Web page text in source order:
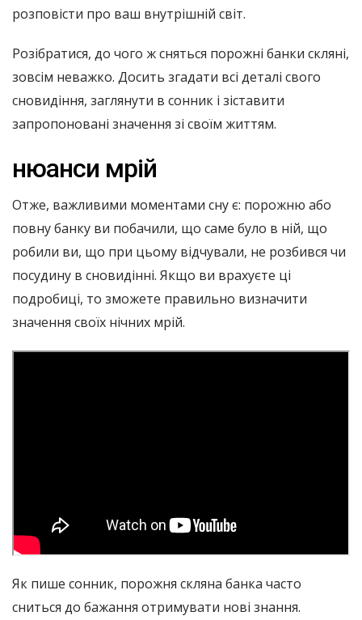
розповісти про ваш внутрішній світ.
Розібратися, до чого ж сняться порожні банки скляні,
зовсім неважко. Досить згадати всі деталі свого
сновидіння, заглянути в сонник і зіставити
запропоновані значення зі своїм життям.
нюанси мрій
Отже, важливими моментами сну є: порожню або
повну банку ви побачили, що саме було в ній, що
робили ви, що при цьому відчували, не розбився чи
посудину в сновидінні. Якщо ви врахуєте ці
подробиці, то зможете правильно визначити
значення своїх нічних мрій.
Як пише сонник, порожня скляна банка часто
сниться до бажання отримувати нові знання.